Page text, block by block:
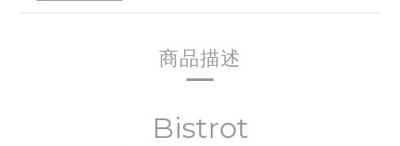
商品描述
Bistrot